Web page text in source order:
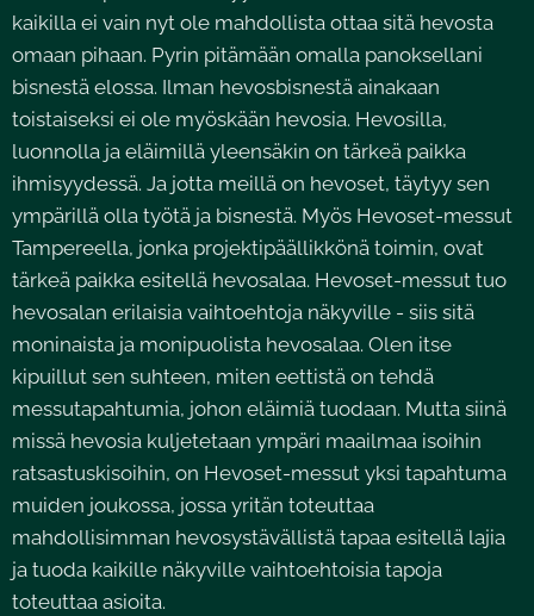
kaikilla ei vain nyt ole mahdollista ottaa sitä hevosta
omaan pihaan. Pyrin pitämään omalla panoksellani
bisnestä elossa. Ilman hevosbisnestä ainakaan
toistaiseksi ei ole myöskään hevosia. Hevosilla,
luonnolla ja eläimillä yleensäkin on tärkeä paikka
ihmisyydessä. Ja jotta meillä on hevoset, täytyy sen
ympärillä olla työtä ja bisnestä. Myös Hevoset-messut
Tampereella, jonka projektipäällikkönä toimin, ovat
tärkeä paikka esitellä hevosalaa. Hevoset-messut tuo
hevosalan erilaisia vaihtoehtoja näkyville - siis sitä
moninaista ja monipuolista hevosalaa. Olen itse
kipuillut sen suhteen, miten eettistä on tehdä
messutapahtumia, johon eläimiä tuodaan. Mutta siinä
missä hevosia kuljetetaan ympäri maailmaa isoihin
ratsastuskisoihin, on Hevoset-messut yksi tapahtuma
muiden joukossa, jossa yritän toteuttaa
mahdollisimman hevosystävällistä tapaa esitellä lajia
ja tuoda kaikille näkyville vaihtoehtoisia tapoja
toteuttaa asioita.